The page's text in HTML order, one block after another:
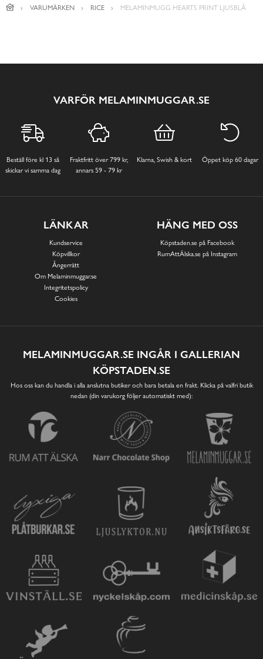
VARUMÄRKEN RICE MELAMINMUGG HEARTS PRINT LJUSBLÅ
VARFÖR MELAMINMUGGAR.SE
Beställ före kl 13 så
skickar vi samma dag
Fraktfritt över 799 kr,
annars 59 - 79 kr
Klarna, Swish & kort Öppet köp 60 dagar
LÄNKAR
Kundservice
Köpvillkor
Ångerrätt
Om Melaminmuggar.se
Integritetspolicy
Cookies
HÄNG MED OSS
Köpstaden.se på Facebook
RumAttÄlska.se på Instagram
MELAMINMUGGAR.SE INGÅR I GALLERIAN
KÖPSTADEN.SE
Hos oss kan du handla i alla anslutna butiker och bara betala en frakt. Klicka på valfri butik
nedan (din varukorg följer automatiskt med):